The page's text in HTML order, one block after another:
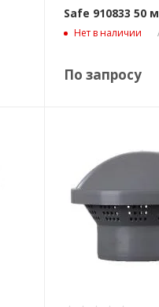
Safe 910833 50
Нет в наличии
По запросу